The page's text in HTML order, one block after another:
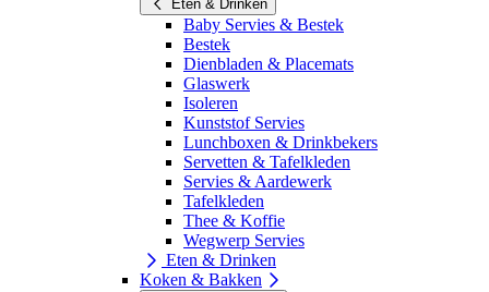
Eten & Drinken
Baby Servies & Bestek
Bestek
Dienbladen & Placemats
Glaswerk
Isoleren
Kunststof Servies
Lunchboxen & Drinkbekers
Servetten & Tafelkleden
Servies & Aardewerk
Tafelkleden
Thee & Koffie
Wegwerp Servies
Eten & Drinken
Koken & Bakken